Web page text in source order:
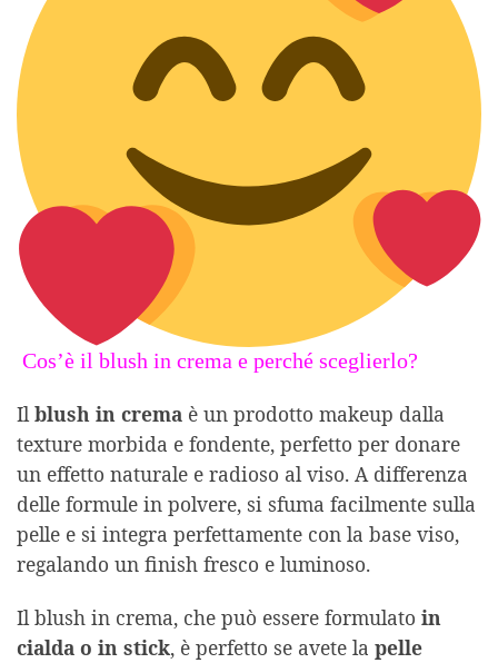
Cos’è il blush in crema e perché sceglierlo?
Il blush in crema è un prodotto makeup dalla
texture morbida e fondente, perfetto per donare
un effetto naturale e radioso al viso. A differenza
delle formule in polvere, si sfuma facilmente sulla
pelle e si integra perfettamente con la base viso,
regalando un finish fresco e luminoso.
Il blush in crema, che può essere formulato in
cialda o in stick, è perfetto se avete la pelle